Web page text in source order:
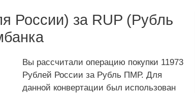
России) за RUP (Рубль
Вы рассчитали операцию покупки 11973
Рублей России за Рубль ПМР. Для
данной конвертации был использован